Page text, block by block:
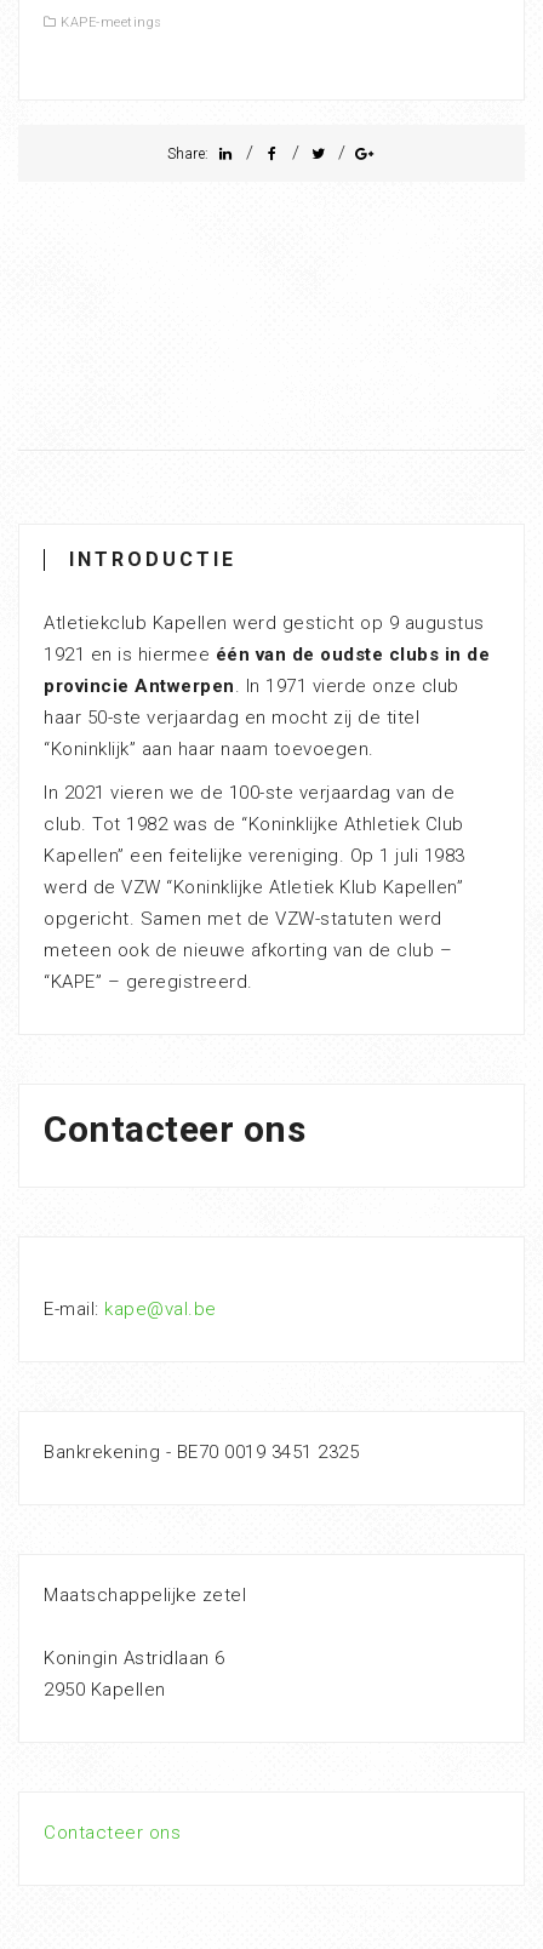
KAPE-meetings
Share: / / /
INTRODUCTIE
Atletiekclub Kapellen werd gesticht op 9 augustus
1921 en is hiermee één van de oudste clubs in de
provincie Antwerpen. In 1971 vierde onze club
haar 50-ste verjaardag en mocht zij de titel
“Koninklijk” aan haar naam toevoegen.
In 2021 vieren we de 100-ste verjaardag van de
club. Tot 1982 was de “Koninklijke Athletiek Club
Kapellen” een feitelijke vereniging. Op 1 juli 1983
werd de VZW “Koninklijke Atletiek Klub Kapellen”
opgericht. Samen met de VZW-statuten werd
meteen ook de nieuwe afkorting van de club –
“KAPE” – geregistreerd.
Contacteer ons
E-mail: kape@val.be
Bankrekening - BE70 0019 3451 2325
Maatschappelijke zetel
Koningin Astridlaan 6
2950 Kapellen
Contacteer ons